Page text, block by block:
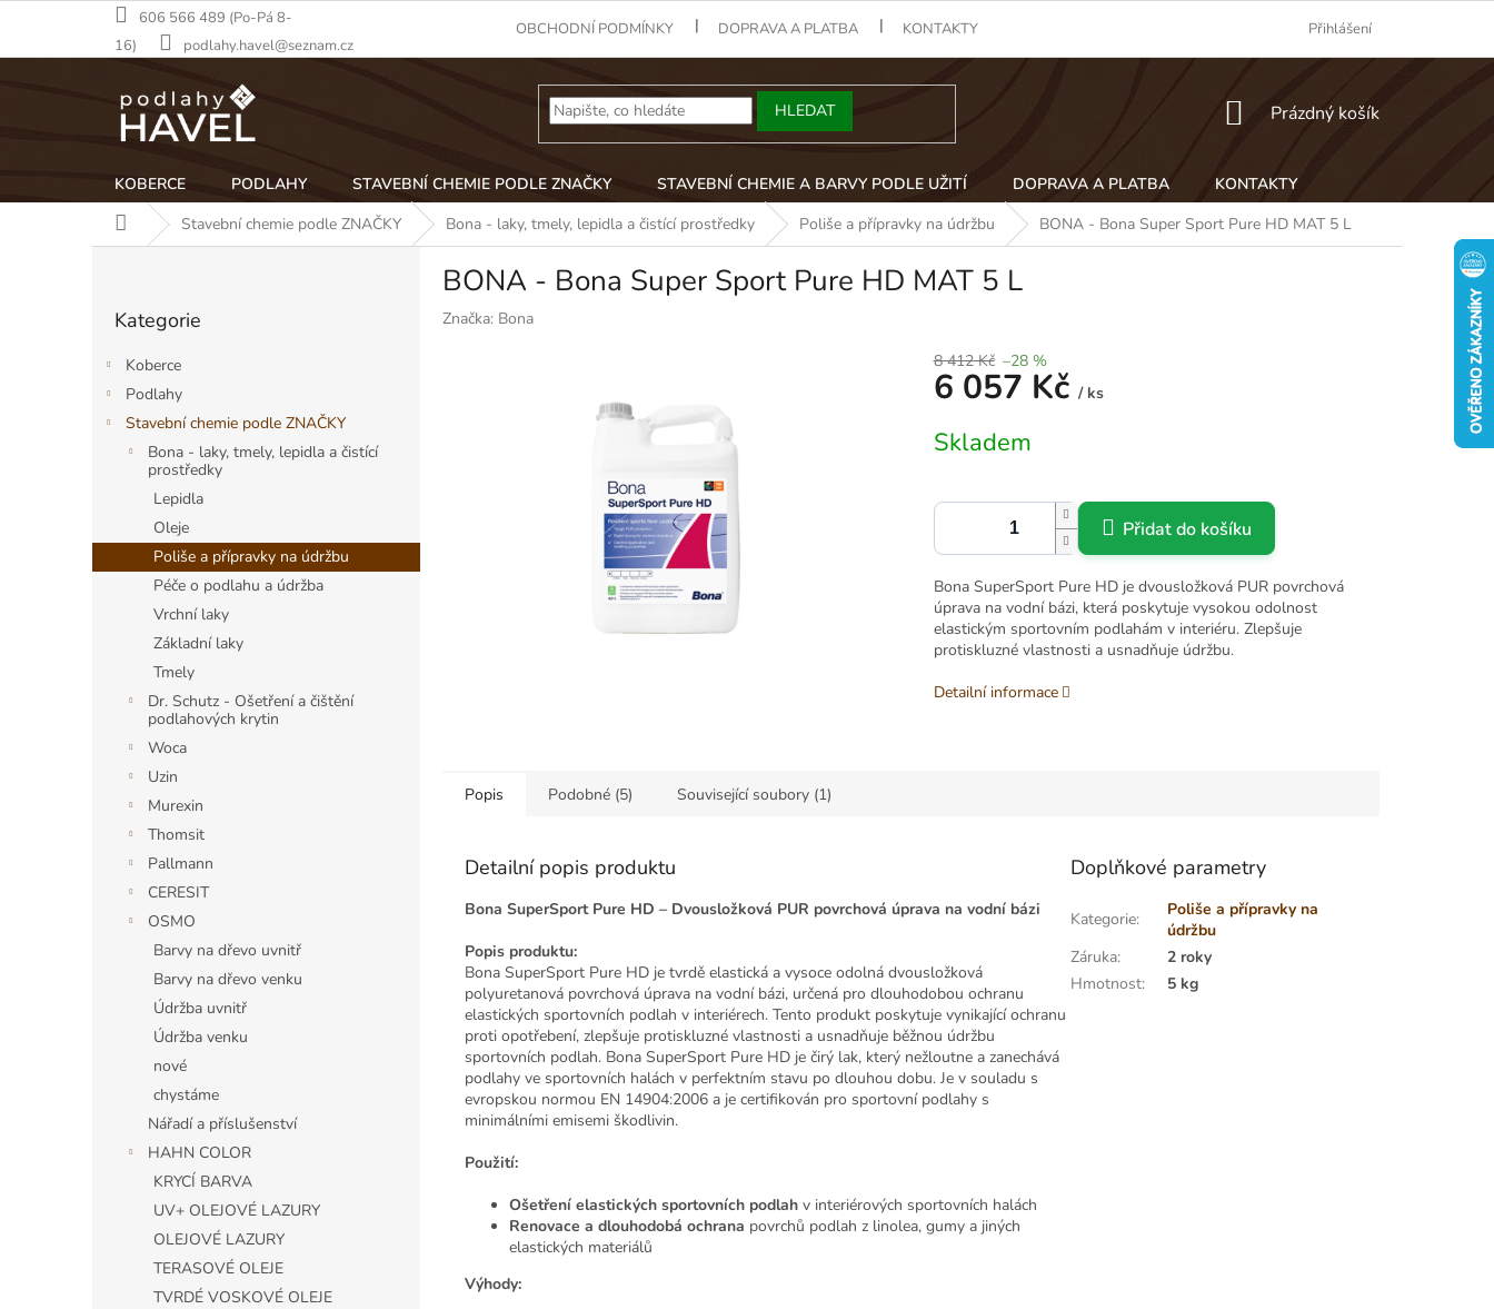
obsah
606 566 489 (Po-Pá 8-
16)
podlahy.havel@seznam.cz
OBCHODNÍ PODMÍNKY DOPRAVA A PLATBA KONTAKTY Přihlášení
HLEDAT
NÁKUPNÍ
Prázdný košík
KOBERCE PODLAHY STAVEBNÍ CHEMIE PODLE ZNAČKY STAVEBNÍ CHEMIE A BARVY PODLE UŽITÍ DOPRAVA A PLATBA
KONTAKTY
Domů Stavební chemie podle ZNAČKY Bona - laky, tmely, lepidla a čistící prostředky Poliše a přípravky na údržbu BONA - Bona Super Sport Pure HD MAT 5 L
e
l
kategorie
Kategorie
Koberce
Podlahy
Stavební chemie podle ZNAČKY
Bona - laky, tmely, lepidla a čistící
prostředky
Lepidla
Oleje
Poliše a přípravky na údržbu
Péče o podlahu a údržba
Vrchní laky
Základní laky
Tmely
Dr. Schutz - Ošetření a čištění
podlahových krytin
Woca
Uzin
Murexin
Thomsit
Pallmann
CERESIT
OSMO
Barvy na dřevo uvnitř
Barvy na dřevo venku
Údržba uvnitř
Údržba venku
nové
chystáme
Nářadí a příslušenství
HAHN COLOR
KRYCÍ BARVA
UV+ OLEJOVÉ LAZURY
OLEJOVÉ LAZURY
TERASOVÉ OLEJE
TVRDÉ VOSKOVÉ OLEJE
BONA - Bona Super Sport Pure HD MAT 5 L
Značka: Bona
8 412 Kč –28 %
6 057 Kč / ks
cena:
Skladem
Přidat do košíku
Bona SuperSport Pure HD je dvousložková PUR povrchová
úprava na vodní bázi, která poskytuje vysokou odolnost
elastickým sportovním podlahám v interiéru. Zlepšuje
protiskluzné vlastnosti a usnadňuje údržbu.
Detailní informace
Popis Podobné (5) Související soubory (1)
Detailní popis produktu
Bona SuperSport Pure HD – Dvousložková PUR povrchová úprava na vodní bázi
Popis produktu:
Bona SuperSport Pure HD je tvrdě elastická a vysoce odolná dvousložková
polyuretanová povrchová úprava na vodní bázi, určená pro dlouhodobou ochranu
elastických sportovních podlah v interiérech. Tento produkt poskytuje vynikající ochranu
proti opotřebení, zlepšuje protiskluzné vlastnosti a usnadňuje běžnou údržbu
sportovních podlah. Bona SuperSport Pure HD je čirý lak, který nežloutne a zanechává
podlahy ve sportovních halách v perfektním stavu po dlouhou dobu. Je v souladu s
evropskou normou EN 14904:2006 a je certifikován pro sportovní podlahy s
minimálními emisemi škodlivin.
Použití:
Ošetření elastických sportovních podlah v interiérových sportovních halách
Renovace a dlouhodobá ochrana povrchů podlah z linolea, gumy a jiných
elastických materiálů
Výhody:
Doplňkové parametry
Kategorie:
Poliše a přípravky na
údržbu
Záruka:
2 roky
Hmotnost: 5 kg